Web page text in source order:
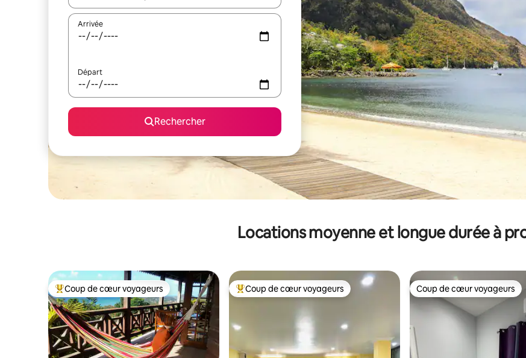
Arrivée
Départ
Rechercher
Locations moyenne et longue durée à
Coups de cœur voyageurs les plus appréciés
Coup de cœur voyageurs Coups de cœur voyageurs les plus appréciés
Coup de cœur voyageurs Coup de cœur voyageurs
Coup de cœur voyageurs